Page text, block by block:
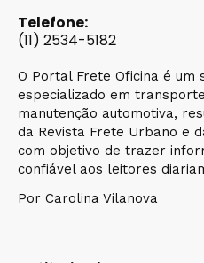
Telefone:
(11) 2534-5182
O Portal Frete Oficina é um
especializado em
manutenção automotiva,
da Revista Frete Urbano e
com objetivo de trazer
confiável aos leitores
Por Carolina Vilanova